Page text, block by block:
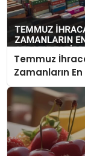
Temmuz
Zamanların En
Gerçekleştirdi